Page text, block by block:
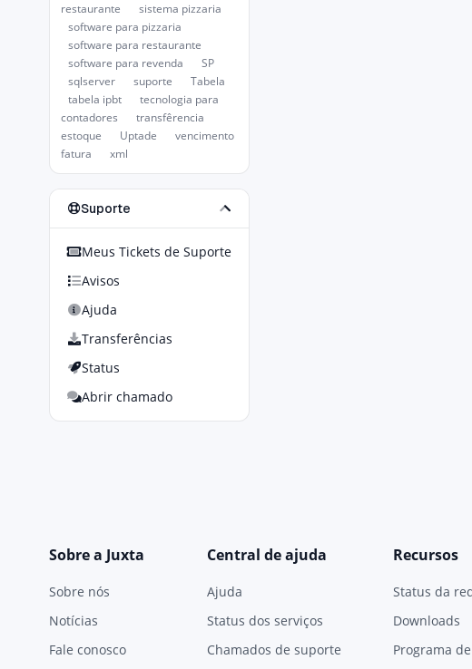
restaurante
sistema pizzaria
software para pizzaria
software para restaurante
software para revenda
SP
sqlserver
suporte
Tabela
tabela ipbt
tecnologia para
contadores
transfêrencia
estoque
Uptade
vencimento
fatura
xml
Suporte
Meus Tickets de Suporte
Avisos
Ajuda
Transferências
Status
Abrir chamado
Sobre a Juxta
Sobre nós
Notícias
Fale conosco
Central de ajuda
Ajuda
Status dos serviços
Chamados de suporte
Recursos
Status da
Downloads
Programa